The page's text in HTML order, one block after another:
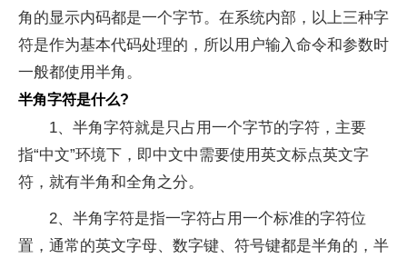
角的显示内码都是一个字节。在系统内部，以上三种字
符是作为基本代码处理的，所以用户输入命令和参数时
一般都使用半角。
半角字符是什么?
1、半角字符就是只占用一个字节的字符，主要
指“中文”环境下，即中文中需要使用英文标点英文字
符，就有半角和全角之分。
2、半角字符是指一字符占用一个标准的字符位
置，通常的英文字母、数字键、符号键都是半角的，半